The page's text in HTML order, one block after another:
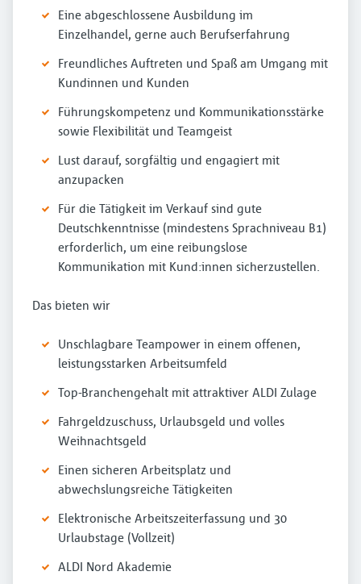
Eine abgeschlossene Ausbildung im
Einzelhandel, gerne auch Berufserfahrung
Freundliches Auftreten und Spaß am Umgang mit
Kundinnen und Kunden
Führungskompetenz und Kommunikationsstärke
sowie Flexibilität und Teamgeist
Lust darauf, sorgfältig und engagiert mit
anzupacken
Für die Tätigkeit im Verkauf sind gute
Deutschkenntnisse (mindestens Sprachniveau B1)
erforderlich, um eine reibungslose
Kommunikation mit Kund:innen sicherzustellen.
Das bieten wir
Unschlagbare Teampower in einem offenen,
leistungsstarken Arbeitsumfeld
Top-Branchengehalt mit attraktiver ALDI Zulage
Fahrgeldzuschuss, Urlaubsgeld und volles
Weihnachtsgeld
Einen sicheren Arbeitsplatz und
abwechslungsreiche Tätigkeiten
Elektronische Arbeitszeiterfassung und 30
Urlaubstage (Vollzeit)
ALDI Nord Akademie